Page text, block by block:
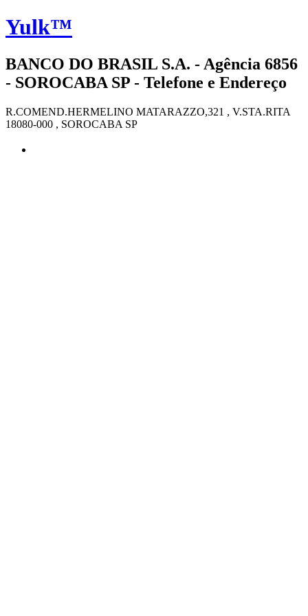
Yulk™
BANCO DO BRASIL S.A. - Agência 6856
- SOROCABA SP - Telefone e Endereço
R.COMEND.HERMELINO MATARAZZO,321 , V.STA.RITA
18080-000 , SOROCABA SP